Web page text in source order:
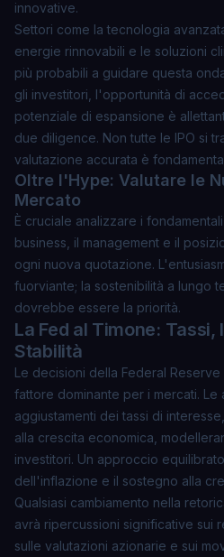
innovative.
Settori come la tecnologia
energie rinnovabili e le soluzioni
più probabili a guidare questa
gli investitori, l'opportunità di
potenziale di espansione è
due diligence. Non tutte le IPO si
valutazione accurata è
Oltre l'Hype: Valutare le
Mercato
È cruciale analizzare i
business, il management e il
ogni nuova quotazione.
fuorviante; la sostenibilità a lungo
dovrebbe essere la priorità.
La Fed al Timone: Tassi,
Stabilità
Le decisioni della Federal
fattore dominante per i mercati.
aggiustamenti dei tassi di
alla crescita economica,
investitori. Un approccio
dell'inflazione e il sostegno alla
Qualsiasi cambiamento nella
avrà ripercussioni significative sui
sulle valutazioni azionarie e sui